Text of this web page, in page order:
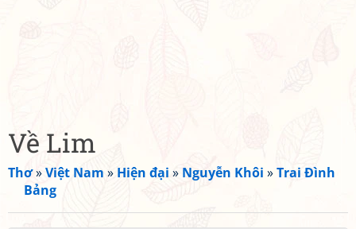
Về Lim
Thơ»Việt Nam » Hiện đại » Nguyễn Khôi »Trai Đình
Bảng